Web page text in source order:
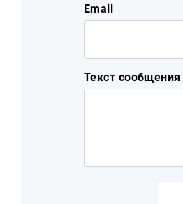
Email
Текст сообщения